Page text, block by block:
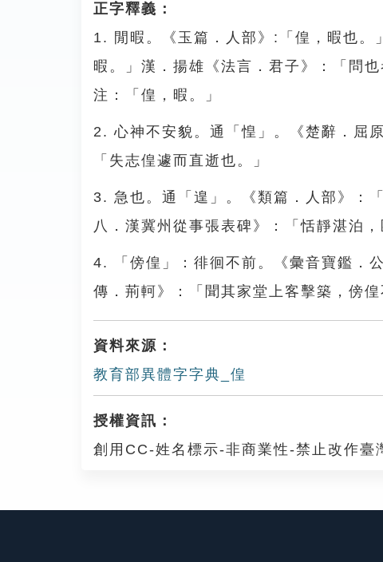
正字釋義：
1. 閒暇。《玉篇．人部》:「偟，暇也。
暇。」漢．揚雄《法言．君子》：「問
注：「偟，暇。」
2. 心神不安貌。通「惶」。《楚辭．屈
「失志偟遽而直逝也。」
3. 急也。通「遑」。《類篇．人部》：
八．漢冀州從事張表碑》：「恬靜湛泊，
4. 「傍偟」：徘徊不前。《彙音寶鑑．
傳．荊軻》：「聞其家堂上客擊築，傍
資料來源：
教育部異體字字典_偟
授權資訊：
創用CC-姓名標示-非商業性-禁止改作臺